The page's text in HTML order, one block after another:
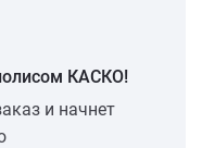
КАСКО!
и начнет